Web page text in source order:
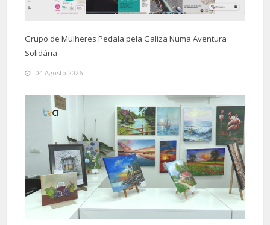
Grupo de Mulheres Pedala pela Galiza Numa Aventura
Solidária
04 Agosto 2026